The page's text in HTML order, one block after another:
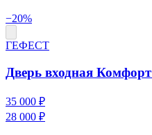
−20%
ГЕФЕСТ
Дверь входная
35 000 ₽
28 000 ₽